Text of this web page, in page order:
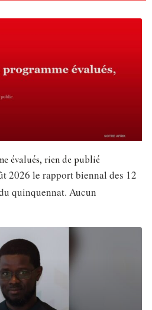
évalués, rien de publié
2026 le rapport biennal des 12
quinquennat. Aucun